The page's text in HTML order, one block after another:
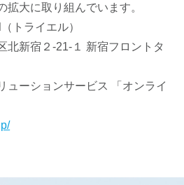
拡大に取り組んでいます。
トライエル）
北新宿２-21-１ 新宿フロントタ
ューションサービス 「オンライ